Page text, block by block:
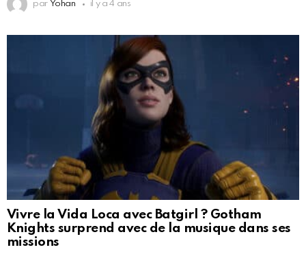
par Yohan il y a 4 ans
Vivre la Vida Loca avec Batgirl ? Gotham
Knights surprend avec de la musique dans ses
missions